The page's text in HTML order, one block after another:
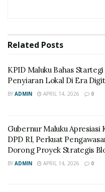
Related Posts
KPID Maluku Bahas
Penyiaran Lokal Di Era
BY ADMIN APRIL 14, 2026 0
Gubernur Maluku
DPD RI, Perkuat
Dorong Proyek Strategis
BY ADMIN APRIL 14, 2026 0